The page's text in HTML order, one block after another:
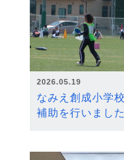
2026.05.19
なみえ創成小学
補助を行いました